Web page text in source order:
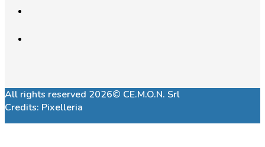
All rights reserved 2026© CE.M.O.N. Srl
Credits: Pixelleria